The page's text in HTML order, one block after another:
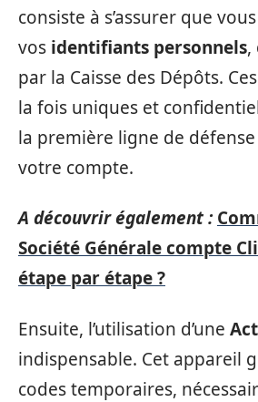
consiste à s’assurer que
vos identifiants personnels,
par la Caisse des Dépôts.
la fois uniques et
la première ligne de
votre compte.
A découvrir également :
Société Générale compte
étape par étape ?
Ensuite, l’utilisation d’une
indispensable. Cet appareil
codes temporaires,